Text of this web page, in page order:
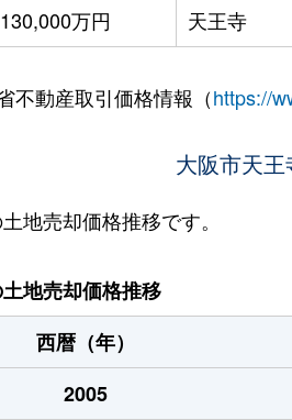
130,000万円 天王寺
不動産取引価格情報（https://
大阪市天王
地売却価格推移です。
地売却価格推移
西暦（年）
2005